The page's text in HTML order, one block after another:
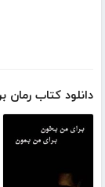
دانلود کتاب